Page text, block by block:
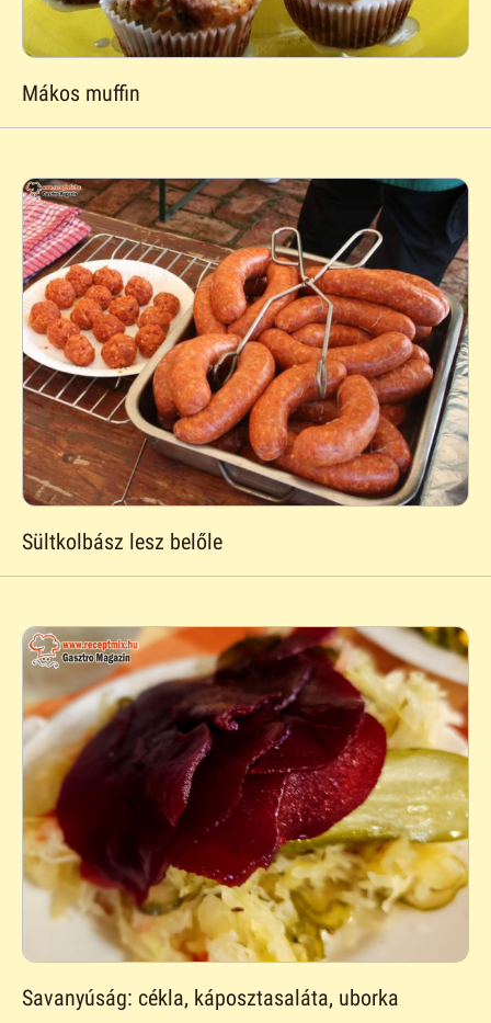
Mákos muffin
Sültkolbász lesz belőle
Savanyúság: cékla, káposztasaláta, uborka